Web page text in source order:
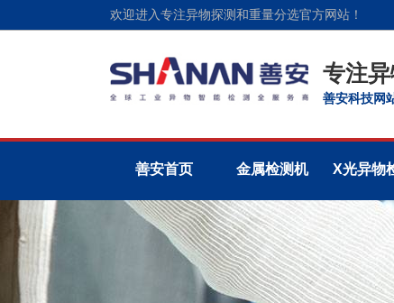
欢迎进入专注异物探测和重量分选官方网站！
专注
善安科技网
善安首页 金属检测机 X光异物